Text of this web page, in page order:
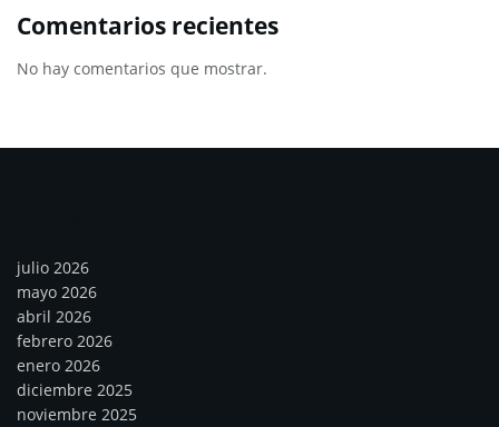
Comentarios recientes
No hay comentarios que mostrar.
julio 2026
mayo 2026
abril 2026
febrero 2026
enero 2026
diciembre 2025
noviembre 2025